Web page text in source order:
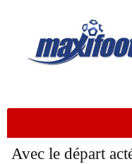
Avec le départ